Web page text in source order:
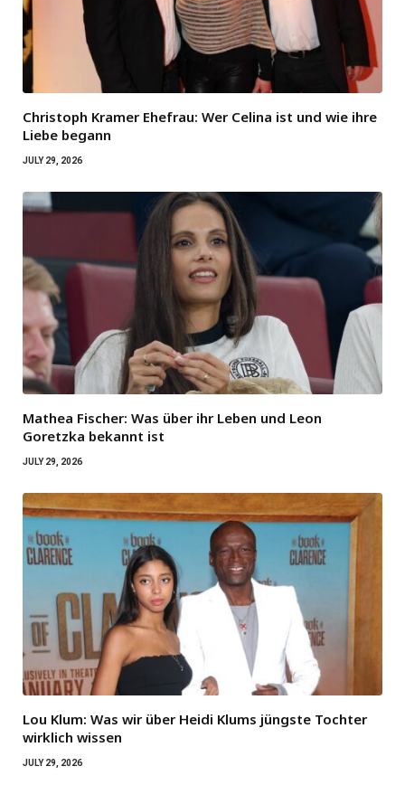
Christoph Kramer Ehefrau: Wer Celina ist und wie ihre
Liebe begann
JULY 29, 2026
Mathea Fischer: Was über ihr Leben und Leon
Goretzka bekannt ist
JULY 29, 2026
Lou Klum: Was wir über Heidi Klums jüngste Tochter
wirklich wissen
JULY 29, 2026